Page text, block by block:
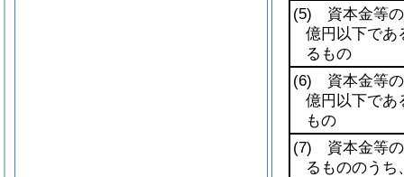
(5) 資本金等の
億円以下であ
るもの
(6) 資本金等の
億円以下であ
もの
(7) 資本金等の
るもののうち